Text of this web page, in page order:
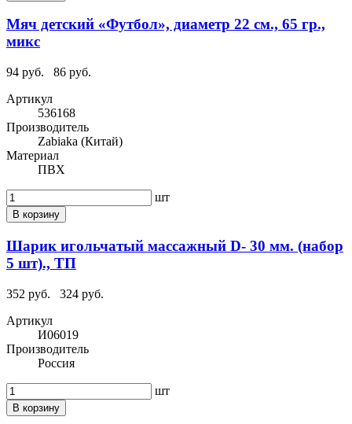
Мяч детский «Футбол», диаметр 22 см., 65 гр.,
микс
94 руб.
86 руб.
Артикул
536168
Производитель
Zabiaka (Китай)
Материал
ПВХ
шт
В корзину
Шарик игольчатый массажный D- 30 мм. (набор
5 шт)., ТП
352 руб.
324 руб.
Артикул
И06019
Производитель
Россия
шт
В корзину